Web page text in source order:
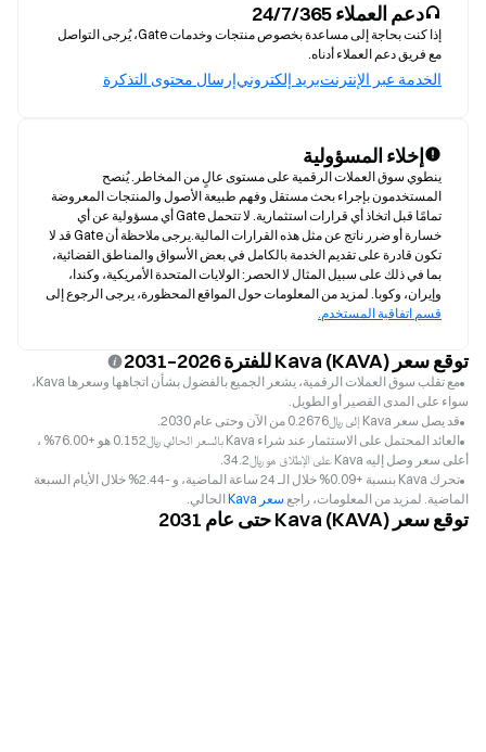
دعم العملاء 24/7/365
إذا كنت بحاجة إلى مساعدة بخصوص منتجات وخدمات Gate، يُرجى التواصل
مع فريق دعم العملاء أدناه.
الخدمة عبر الإنترنتبريد إلكترونيإرسال محتوى التذكرة
إخلاء المسؤولية
وإيران، وكوبا. لمزيد من المعلومات حول المواقع المحظورة، يرجى الرجوع إلى
قسم اتفاقية المستخدم.
توقع سعر Kava (KAVA) للفترة 2026–2031
مع تقلب سوق العملات الرقمية، يشعر الجميع بالفضول بشأن اتجاهها وسعرها Kava،
سواء على المدى القصير أو الطويل.
قد يصل سعر Kava إلى ﷼‎0.2676 من الآن وحتى عام 2030.
العائد المحتمل على الاستثمار عند شراء Kava بالسعر الحالي ﷼‎0.152 هو +76.00% ،
أعلى سعر وصل إليه Kava على الإطلاق هو ﷼‎34.2.
تحرك Kava بنسبة +0.09% خلال الـ 24 ساعة الماضية، و -2.44% خلال الأيام السبعة
الماضية. لمزيد من المعلومات، راجع سعر Kava الحالي.
توقع سعر Kava (KAVA) حتى عام 2031